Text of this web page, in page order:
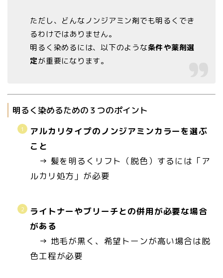
ただし、どんなノンジアミン剤でも明るくでき
るわけではありません。
明るく染めるには、以下のような条件や薬剤選
定が重要になります。
明るく染めるための３つのポイント
アルカリタイプのノンジアミンカラーを選ぶ
こと
→ 髪を明るくリフト（脱色）するには「ア
ルカリ処方」が必要
ライトナーやブリーチとの併用が必要な場合
がある
→ 地毛が黒く、希望トーンが高い場合は脱
色工程が必要